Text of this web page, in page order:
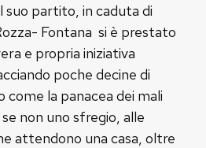
suo partito, in caduta di
Fontana si è prestato
e propria iniziativa
poche decine di
come la panacea dei mali
non uno sfregio, alle
attendono una casa, oltre